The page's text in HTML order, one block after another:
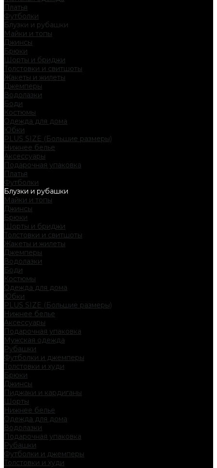
Платья
Футболки
Блузки и рубашки
Майки и топы
Джинсы
Брюки
Шорты и бриджи
Толстовки и свитшоты
Жакеты и жилеты
Джемперы
Водолазки
Боди
Костюмы
Одежда для дома
Юбки
PLUS SIZE (Большие размеры)
Нижнее белье
Аксессуары
Подарочная упаковка
Платья
Футболки
Блузки и рубашки
Майки и топы
Джинсы
Брюки
Шорты и бриджи
Толстовки и свитшоты
Жакеты и жилеты
Джемперы
Водолазки
Боди
Костюмы
Одежда для дома
Юбки
PLUS SIZE (Большие размеры)
Нижнее белье
Аксессуары
Подарочная упаковка
Мужская одежда
Рубашки
Футболки и джемперы
Толстовки и худи
Брюки
Джинсы
Пиджаки и кардиганы
Шорты
Нижнее белье
Одежда для дома
Водолазки
Подарочная упаковка
Рубашки
Футболки и джемперы
Толстовки и худи